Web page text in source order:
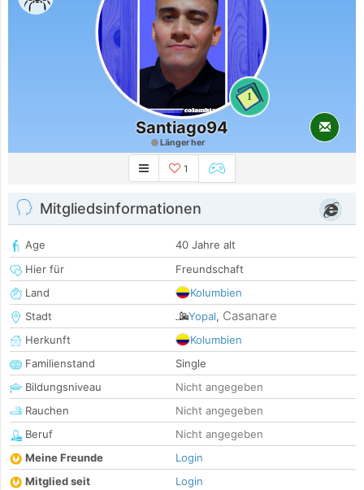
1
Santiago94
Länger her
1
Mitgliedsinformationen
Age
40 Jahre alt
Hier für
Freundschaft
Land
Kolumbien
Stadt
Yopal, Casanare
Herkunft
Kolumbien
Familienstand
Single
Bildungsniveau
Nicht angegeben
Rauchen
Nicht angegeben
Beruf
Nicht angegeben
Meine Freunde
Login
Mitglied seit
Login